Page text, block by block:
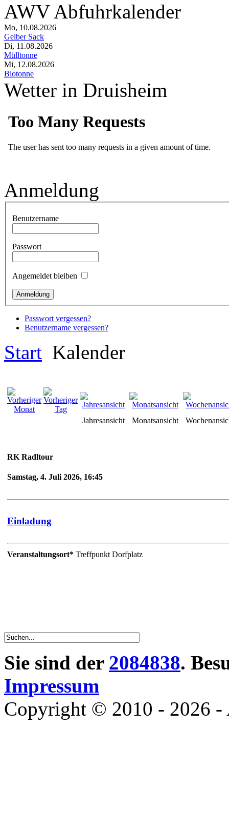
AWV Abfuhrkalender
Mo, 10.08.2026
Gelber Sack
Di, 11.08.2026
Mülltonne
Mi, 12.08.2026
Biotonne
Wetter in Druisheim
Anmeldung
Benutzername
Passwort
Angemeldet bleiben
Passwort vergessen?
Benutzername vergessen?
Start Kalender
Jahresansicht Monatsansicht
RK Radltour
Samstag, 4. Juli 2026, 16:45
Einladung
Veranstaltungsort* Treffpunkt Dorfplatz
Sie sind der 2084838.
Impressum
Copyright © 2010 - 2026 -